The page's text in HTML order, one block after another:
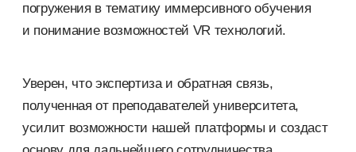
погружения в тематику иммерсивного обучения
и понимание возможностей VR технологий.
Уверен, что экспертиза и обратная связь,
полученная от преподавателей университета,
усилит возможности нашей платформы и создаст